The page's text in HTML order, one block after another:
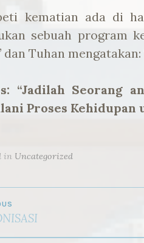
kematian ada di
sebuah program
dan Tuhan
“Jadilah Seorang
Proses Kehidupan
in Uncategorized